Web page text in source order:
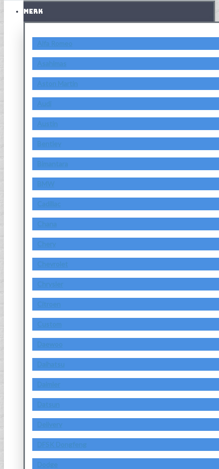
MERK
Alfa Romeo
Asahimas
Aston Martin
Audi
Austin
Bentley
Bimantara
BMW
Cadillac
Chana
Chery
Chevrolet
Chrysler
Citroen
Custom
Daewoo
Daihatsu
Daimler
Datsun
Delivery
DFSK Dongfeng
Dodge